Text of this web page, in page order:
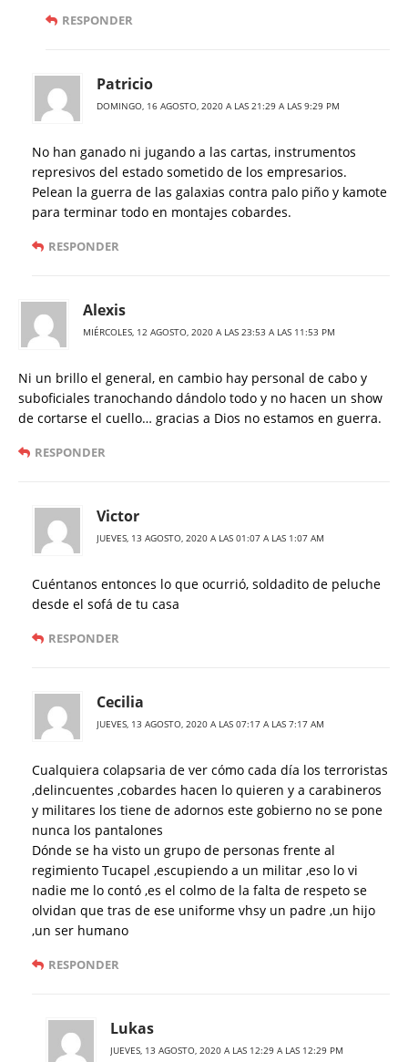
RESPONDER
Patricio
DOMINGO, 16 AGOSTO, 2020 A LAS 21:29 A LAS 9:29 PM
No han ganado ni jugando a las cartas, instrumentos
represivos del estado sometido de los empresarios.
Pelean la guerra de las galaxias contra palo piño y kamote
para terminar todo en montajes cobardes.
RESPONDER
Alexis
MIÉRCOLES, 12 AGOSTO, 2020 A LAS 23:53 A LAS 11:53 PM
Ni un brillo el general, en cambio hay personal de cabo y
suboficiales tranochando dándolo todo y no hacen un show
de cortarse el cuello… gracias a Dios no estamos en guerra.
RESPONDER
Victor
JUEVES, 13 AGOSTO, 2020 A LAS 01:07 A LAS 1:07 AM
Cuéntanos entonces lo que ocurrió, soldadito de peluche
desde el sofá de tu casa
RESPONDER
Cecilia
JUEVES, 13 AGOSTO, 2020 A LAS 07:17 A LAS 7:17 AM
Cualquiera colapsaria de ver cómo cada día los terroristas
,delincuentes ,cobardes hacen lo quieren y a carabineros
y militares los tiene de adornos este gobierno no se pone
nunca los pantalones
Dónde se ha visto un grupo de personas frente al
regimiento Tucapel ,escupiendo a un militar ,eso lo vi
nadie me lo contó ,es el colmo de la falta de respeto se
olvidan que tras de ese uniforme vhsy un padre ,un hijo
,un ser humano
RESPONDER
Lukas
JUEVES, 13 AGOSTO, 2020 A LAS 12:29 A LAS 12:29 PM